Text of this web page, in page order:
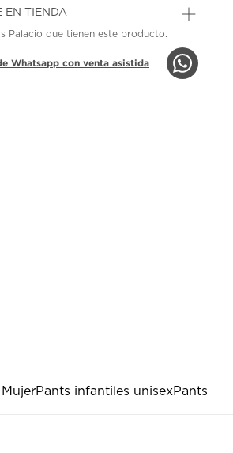
EN TIENDA
Palacio que tienen este producto.
Whatsapp con venta asistida
Pants infantiles unisexPants